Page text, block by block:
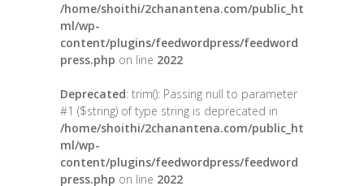
/home/shoithi/2chanantena.com/public_ht
ml/wp-
content/plugins/feedwordpress/feedword
press.php on line 2022
Deprecated: trim(): Passing null to parameter
#1 ($string) of type string is deprecated in
/home/shoithi/2chanantena.com/public_ht
ml/wp-
content/plugins/feedwordpress/feedword
press.php on line 2022